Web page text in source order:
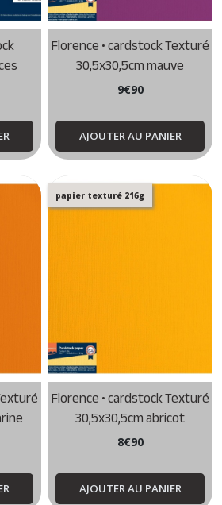
Florence • cardstock Texturé
30,5x30,5cm mauve
9€90
AJOUTER AU PANIER
papier texturé 216g
Florence • cardstock Texturé
30,5x30,5cm abricot
8€90
AJOUTER AU PANIER